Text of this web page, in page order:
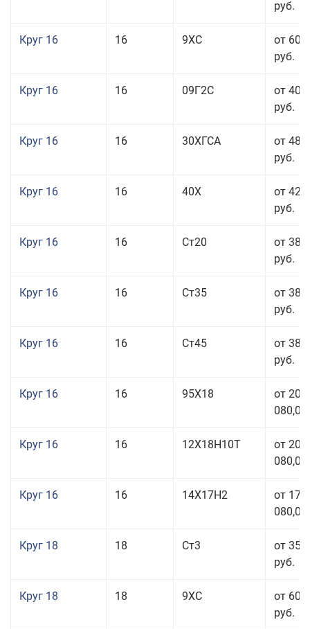
руб.
Круг 16 16 9ХС
от 60
руб.
Круг 16 16 09Г2С
от 40
руб.
Круг 16 16 30ХГСА
от 48
руб.
Круг 16 16 40Х
от 42
руб.
Круг 16 16 Ст20
от 38
руб.
Круг 16 16 Ст35
от 38
руб.
Круг 16 16 Ст45
от 38
руб.
Круг 16 16 95Х18
от 208
080,00
Круг 16 16 12Х18Н10Т
от 209
080,00
Круг 16 16 14Х17Н2
от 175
080,00
Круг 18 18 Ст3
от 35
руб.
Круг 18 18 9ХС
от 60
руб.